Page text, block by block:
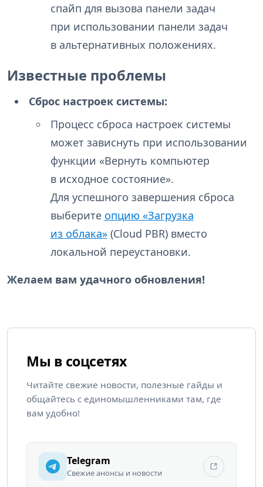
спайп для вызова панели задач
при использовании панели задач
в альтернативных положениях.
Известные проблемы
Сброс настроек системы:
Процесс сброса настроек системы
может зависнуть при использовании
функции «Вернуть компьютер
в исходное состояние».
Для успешного завершения сброса
выберите опцию «Загрузка
из облака»(Cloud PBR) вместо
локальной переустановки.
Желаем вам удачного обновления!
Мы в соцсетях
Читайте свежие новости, полезные гайды и
общайтесь с единомышленниками там, где
вам удобно!
Telegram
Свежие анонсы и новости